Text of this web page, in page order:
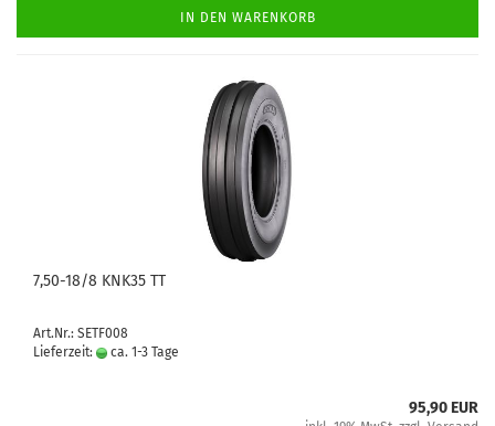
IN DEN WARENKORB
7,50-18/8 KNK35 TT
Art.Nr.: SETF008
Lieferzeit:
ca. 1-3 Tage
95,90 EUR